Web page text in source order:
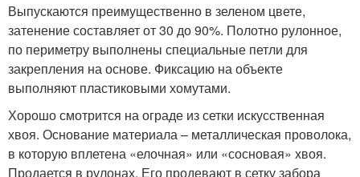
Выпускаются преимущественно в зеленом цвете,
затенение составляет от 30 до 90%. Полотно рулонное,
по периметру выполнены специальные петли для
закрепления на основе. Фиксацию на объекте
выполняют пластиковыми хомутами.
Хорошо смотрится на ограде из сетки искусственная
хвоя. Основание материала – металлическая проволока,
в которую вплетена «елочная» или «сосновая» хвоя.
Продается в рулонах. Его продевают в сетку забора